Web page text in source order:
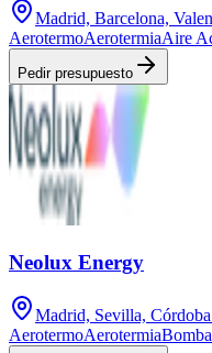
Madrid, Barcelona,
AerotermoAerotermiaAire
Pedir presupuesto
Neolux Energy
Madrid, Sevilla, Córdoba
AerotermoAerotermia